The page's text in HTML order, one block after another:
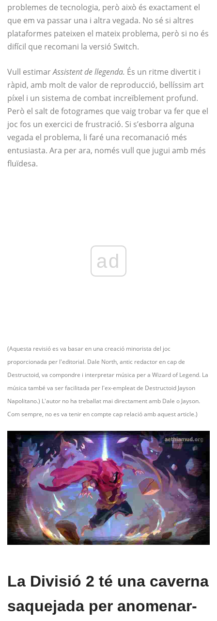
problemes de tecnologia, però això és exactament el
que em va passar una i altra vegada. No sé si altres
plataformes pateixen el mateix problema, però si no és
difícil que recomani la versió Switch.
Vull estimarAssistent de llegenda. És un ritme divertit i
ràpid, amb molt de valor de reproducció, bellíssim art
píxel i un sistema de combat increïblement profund.
Però el salt de fotogrames que vaig trobar va fer que el
joc fos un exercici de frustració. Si s’esborra alguna
vegada el problema, li faré una recomanació més
entusiasta. Ara per ara, només vull que jugui amb més
fluïdesa.
ad
(Aquesta revisió es va basar en una creació minorista del joc
proporcionada per l'editorial. Dale North, antic redactor en cap de
Destructoid, va compondre i interpretar música per a Wizard of Legend. La
música també va ser facilitada per l'ex-empleat de Destructoid Jayson
Napolitano.) L'autor no ha treballat mai directament amb Dale o Jayson.
Com sempre, no es va tenir en compte cap relació amb aquest article.)
La Divisió 2 té una caverna
saquejada per anomenar-